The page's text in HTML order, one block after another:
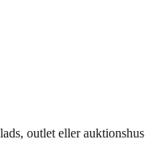
outlet eller auktionshus